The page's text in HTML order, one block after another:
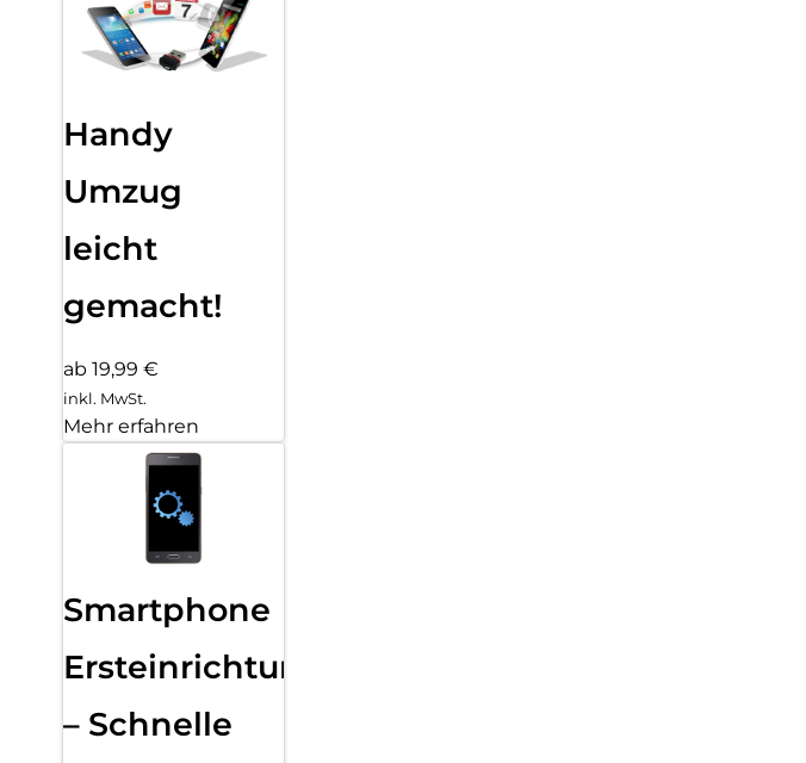
Handy
Umzug
leicht
gemacht!
ab 19,99 €
inkl. MwSt.
Mehr erfahren
Smartphone
Ersteinrichtung
– Schnelle